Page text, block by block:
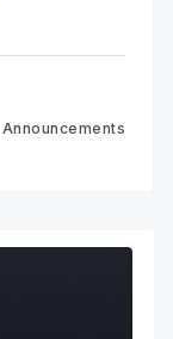
Announcements